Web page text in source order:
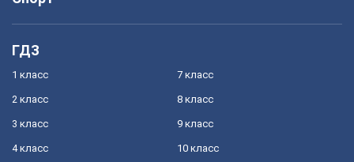
ГДЗ
1 класс
2 класс
3 класс
4 класс
7 класс
8 класс
9 класс
10 класс